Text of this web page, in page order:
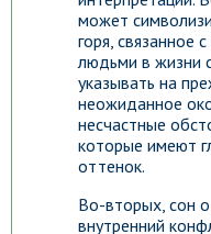
может
горя, связанное
людьми в жизни
указывать на
неожиданное
несчастные
которые имеют
оттенок.
Во-вторых, сон
внутренний